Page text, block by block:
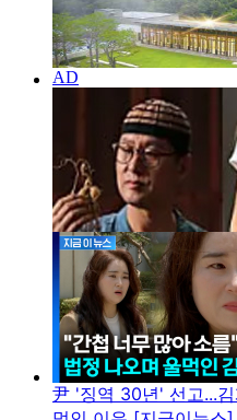
尹 '징역 30년' 선고...